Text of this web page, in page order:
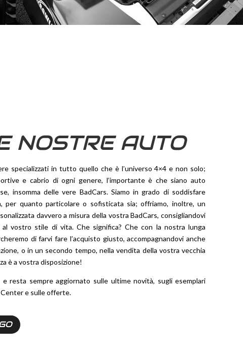
NOSTRE AUTO
specializzati in tutto quello che è l’universo 4×4 e non solo;
e cabrio di ogni genere, l’importante è che siano auto
insomma delle vere BadCars. Siamo in grado di soddisfare
per quanto particolare o sofisticata sia; offriamo, inoltre, un
davvero a misura della vostra BadCars, consigliandovi
vostro stile di vita. Che significa? Che con la nostra lunga
di farvi fare l’acquisto giusto, accompagnandovi anche
o in un secondo tempo, nella vendita della vostra vecchia
è a vostra disposizione!
resta sempre aggiornato sulle ultime novità, sugli esemplari
e sulle offerte.